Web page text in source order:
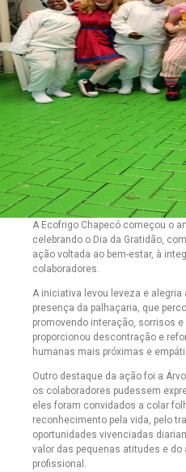
A Ecofrigo Chapecó começou o
celebrando o Dia da Gratidão,
ação voltada ao bem-estar, à
colaboradores.
A iniciativa levou leveza e alegria
presença da palhaçaria, que
promovendo interação, sorrisos
proporcionou descontração e
humanas mais próximas e
Outro destaque da ação foi a
os colaboradores pudessem
eles foram convidados a colar
reconhecimento pela vida, pelo
oportunidades vivenciadas
valor das pequenas atitudes e
profissional.